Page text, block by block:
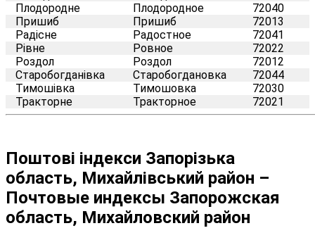
Плодородне
Плодородное
72040
Пришиб
Пришиб
72013
Радісне
Радостное
72041
Рівне
Ровное
72022
Роздол
Роздол
72012
Старобогданівка
Старобогдановка
72044
Тимошівка
Тимошовка
72030
Тракторне
Тракторное 72021
Поштові індекси Запорізька
область, Михайлівський район –
Почтовые индексы Запорожская
область, Михайловский район